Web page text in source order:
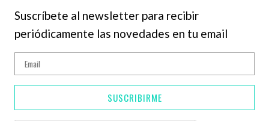
Suscríbete al newsletter para recibir
periódicamente las novedades en tu email
SUSCRIBIRME